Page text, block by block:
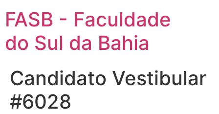
FASB - Faculdade
do Sul da Bahia
Candidato Vestibular
#6028